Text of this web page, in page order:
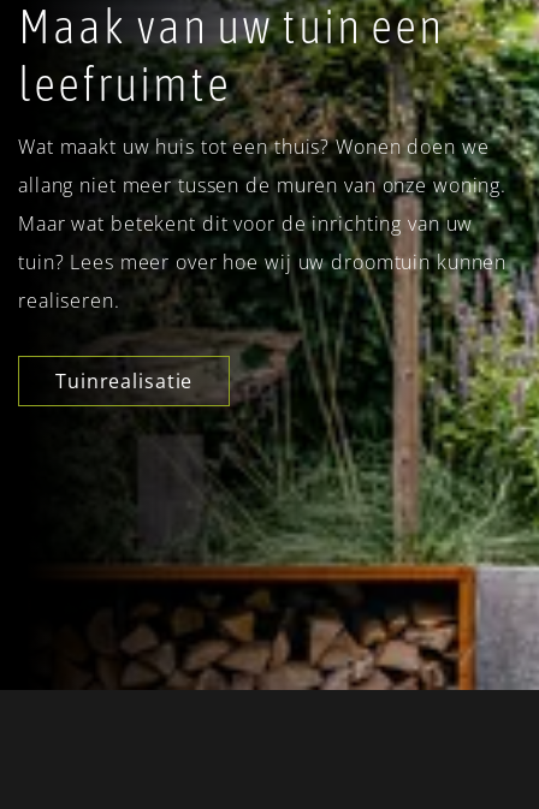
Maak van uw tuin een
leefruimte
Wat maakt uw huis tot een thuis? Wonen doen we
allang niet meer tussen de muren van onze woning.
Maar wat betekent dit voor de inrichting van uw
tuin? Lees meer over hoe wij uw droomtuin kunnen
realiseren.
Tuinrealisatie